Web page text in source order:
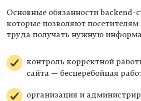
Основные обязанности backend-
которые позволяют
труда получать нужную
контроль корректной
сайта — бесперебойная
организация и